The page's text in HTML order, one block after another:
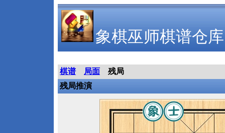
象棋巫师棋谱仓库
棋谱 局面
残局
残局推演